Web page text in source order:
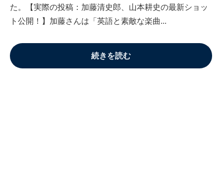
た。【実際の投稿：加藤清史郎、山本耕史の最新ショッ
ト公開！】加藤さんは「英語と素敵な楽曲...
続きを読む